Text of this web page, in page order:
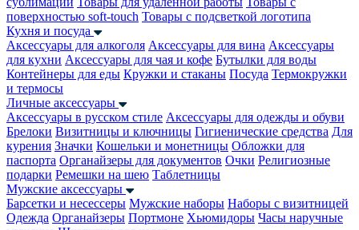
поверхностью soft-touch Товары с подсветкой логотипа
Кухня и посуда
Аксессуары для алкоголя Аксессуары для вина Аксессуары
для кухни Аксессуары для чая и кофе Бутылки для воды
Контейнеры для еды Кружки и стаканы Посуда Термокружки
и термосы
Личные аксессуары
Аксессуары в русском стиле Аксессуары для одежды и обуви
Брелоки Визитницы и ключницы Гигиенические средства Для
курения Значки Кошельки и монетницы Обложки для
паспорта Органайзеры для документов Очки Религиозные
подарки Ремешки на шею Таблетницы
Мужские аксессуары
Барсетки и несессеры Мужские наборы Наборы с визитницей
Одежда Органайзеры Портмоне Хьюмидоры Часы наручные